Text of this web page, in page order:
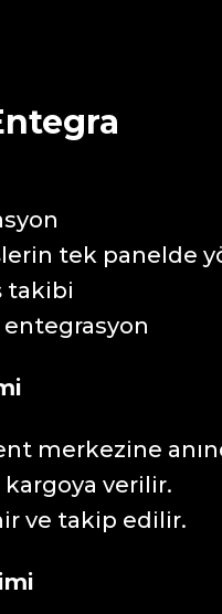
tek panelde
takibi
merkezine
verilir.
ve takip edilir.